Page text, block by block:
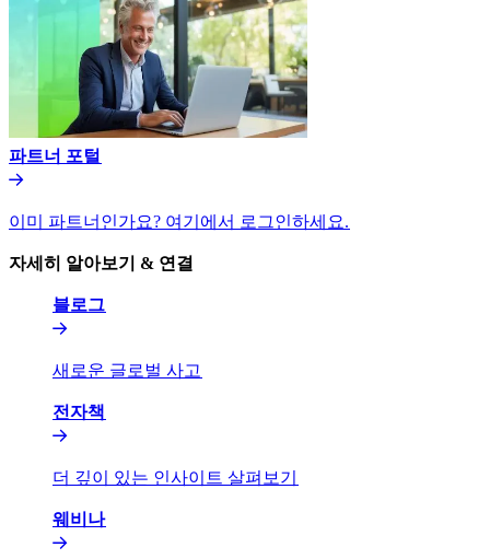
파트너 포털​​
이미 파트너인가요? 여기에서 로그인하세요.​​
자세히 알아보기 & 연결​​
블로그​​
새로운 글로벌 사고​​
전자책​​
더 깊이 있는 인사이트 살펴보기​​
웨비나​​